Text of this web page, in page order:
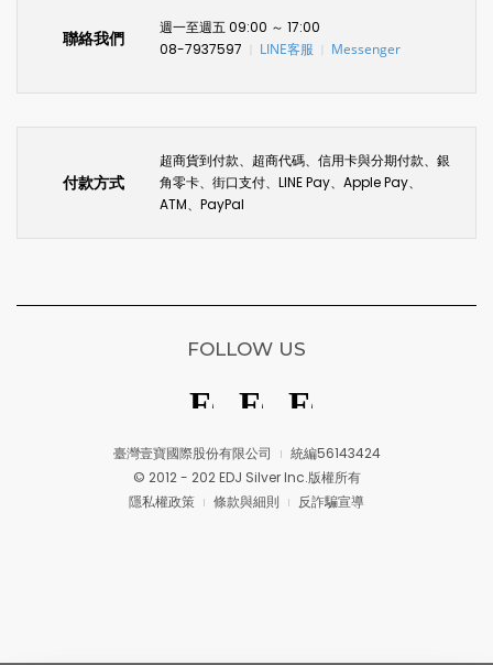
聯絡我們
週一至週五 09:00 ～ 17:00
08-7937597
LINE客服 Messenger
付款方式
超商貨到付款、超商代碼、信用卡與分期付款、銀
角零卡、街口支付、LINE Pay、Apple Pay、
ATM、PayPal
臺灣壹寶國際股份有限公司
統編56143424
© 2012 - 202 EDJ Silver Inc.版權所有
隱私權政策
條款與細則 反詐騙宣導
FOLLOW US